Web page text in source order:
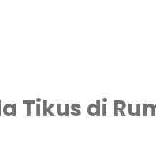
Tikus di